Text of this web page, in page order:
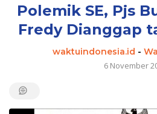
Polemik SE, Pjs
Fredy Dianggap
waktuindonesia.id -
6 November